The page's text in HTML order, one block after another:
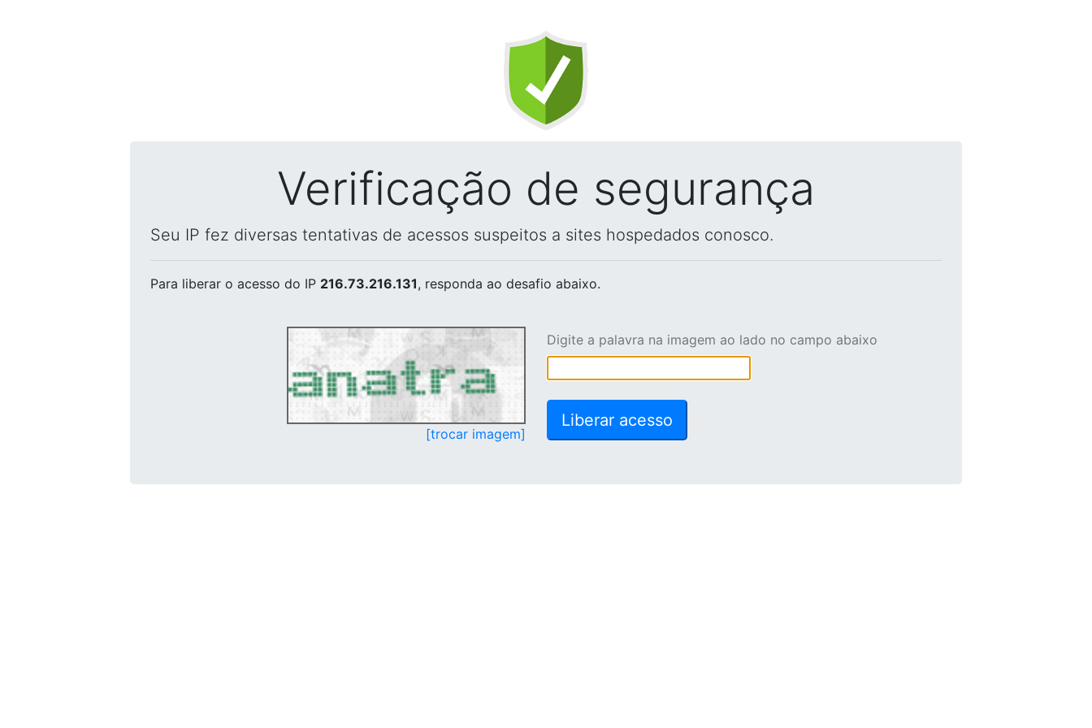
Verificação de segurança
Seu IP fez diversas tentativas de acessos suspeitos a sites hospedados conosco.
Para liberar o acesso do IP 216.73.216.131, responda ao desafio abaixo.
[trocar imagem]
Digite a palavra na imagem ao lado no campo abaixo